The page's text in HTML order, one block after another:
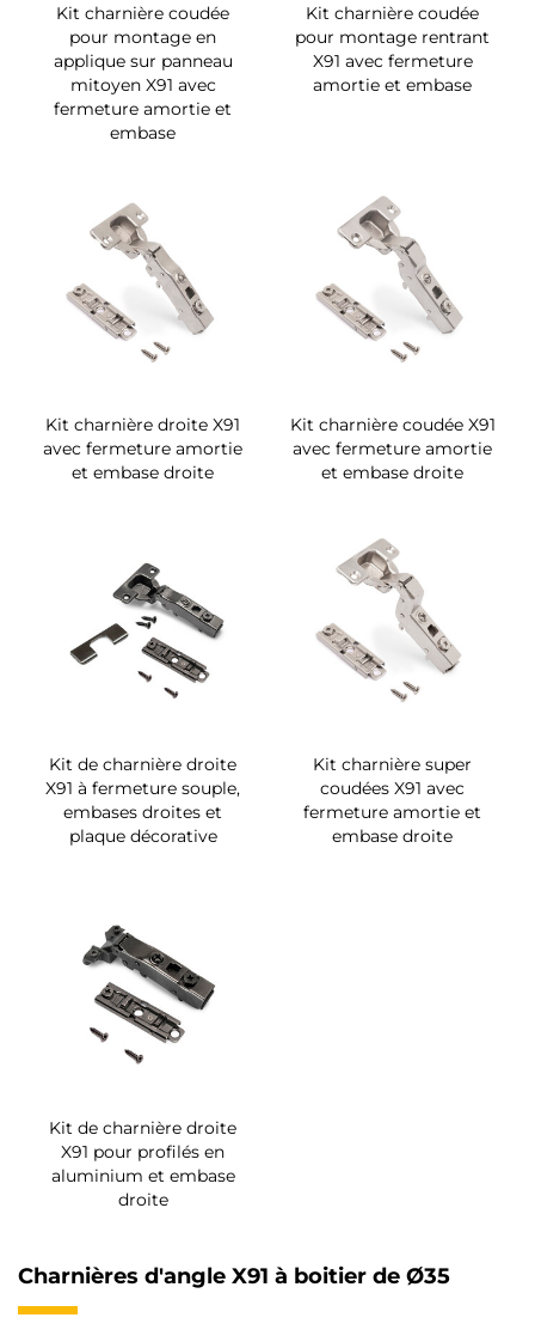
Kit charnière coudée
pour montage en
applique sur panneau
mitoyen X91 avec
fermeture amortie et
embase
Kit charnière coudée
pour montage rentrant
X91 avec fermeture
amortie et embase
Kit charnière droite X91
avec fermeture amortie
et embase droite
Kit charnière coudée X91
avec fermeture amortie
et embase droite
Kit de charnière droite
X91 à fermeture souple,
embases droites et
plaque décorative
Kit charnière super
coudées X91 avec
fermeture amortie et
embase droite
Kit de charnière droite
X91 pour profilés en
aluminium et embase
droite
Charnières d'angle X91 à boitier de Ø35